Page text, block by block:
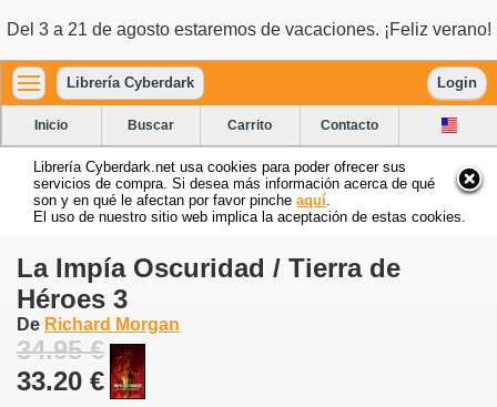
Del 3 a 21 de agosto estaremos de vacaciones. ¡Feliz verano!
Librería Cyberdark Login
Inicio Buscar Carrito Contacto
Librería Cyberdark.net usa cookies para poder ofrecer sus
servicios de compra. Si desea más información acerca de qué
son y en qué le afectan por favor pinche aquí
El uso de nuestro sitio web implica la aceptación de estas cookies.
La Impía Oscuridad / Tierra de
Héroes 3
De Richard Morgan
34.95 €
33.20 €